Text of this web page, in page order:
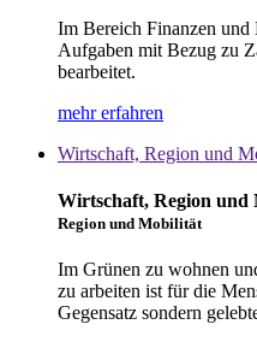
Im Bereich Finanzen und
Aufgaben mit Bezug zu
bearbeitet.
mehr erfahren
Wirtschaft, Region und
Wirtschaft, Region und
Region und Mobilität
Im Grünen zu wohnen
zu arbeiten ist für die
Gegensatz sondern